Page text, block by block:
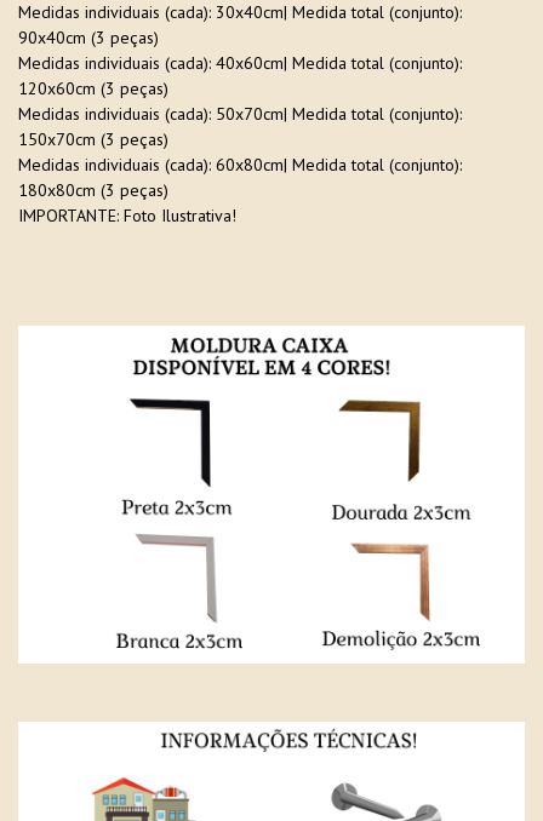
Medidas individuais (cada): 30x40cm| Medida total (conjunto):
90x40cm (3 peças)
Medidas individuais (cada): 40x60cm| Medida total (conjunto):
120x60cm (3 peças)
Medidas individuais (cada): 50x70cm| Medida total (conjunto):
150x70cm (3 peças)
Medidas individuais (cada): 60x80cm| Medida total (conjunto):
180x80cm (3 peças)
IMPORTANTE: Foto Ilustrativa!